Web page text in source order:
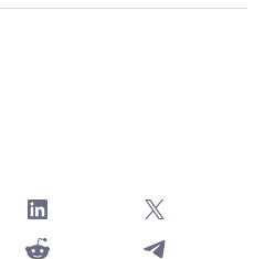
余订单享有排队优先权